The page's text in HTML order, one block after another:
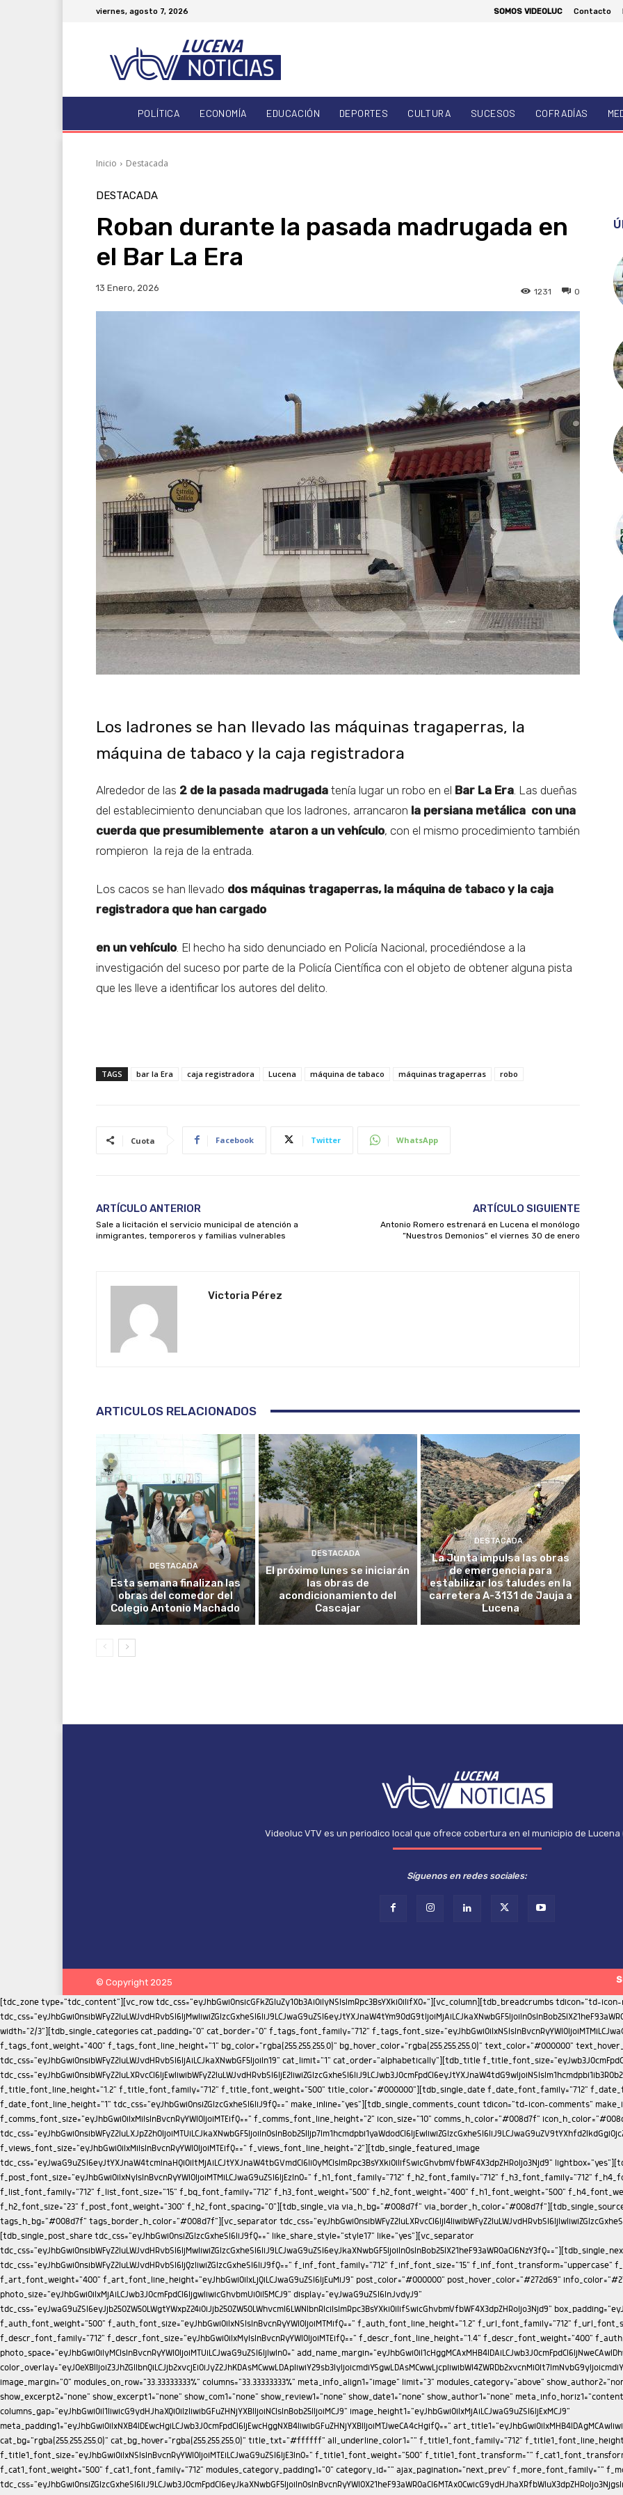
viernes, agosto 7, 2026 SOMOS VIDEOLUC Contacto
POLÍTICA ECONOMÍA EDUCACIÓN DEPORTES CULTURA SUCESOS COFRADÍAS
Inicio Destacada
DESTACADA
Roban durante la pasada madrugada en
el Bar La Era
13 Enero, 2026 0
1231
Los ladrones se han llevado las máquinas tragaperras, la
máquina de tabaco y la caja registradora
Alrededor de las 2 de la pasada madrugada tenía lugar un robo en el Bar La Era . Las dueñas
del establecimiento denunciaban que los ladrones, arrancaron la persiana metálica con una
cuerda que presumiblemente ataron a un vehículo, con el mismo procedimiento también
rompieron la reja de la entrada.
Los cacos se han llevado dos máquinas tragaperras, la máquina de tabaco y la caja
registradora que han cargado
en un vehículo . El hecho ha sido denunciado en Policía Nacional, procediéndose a la
investigación del suceso por parte de la Policía Científica con el objeto de obtener alguna pista
que les lleve a identificar los autores del delito.
TAGS bar la Era caja registradora Lucena máquina de tabaco máquinas tragaperras robo
Cuota Facebook Twitter WhatsApp
ARTÍCULO ANTERIOR
Sale a licitación el servicio municipal de atención a
inmigrantes, temporeros y familias vulnerables
ARTÍCULO SIGUIENTE
Antonio Romero estrenará en Lucena el monólogo
“Nuestros Demonios” el viernes 30 de enero
Victoria Pérez
ARTICULOS RELACIONADOS
DESTACADA
Esta semana finalizan las
obras del comedor del
Colegio Antonio Machado
DESTACADA
El próximo lunes se iniciarán
las obras de
acondicionamiento del
Cascajar
DESTACADA
La Junta impulsa las obras
de emergencia para
estabilizar los taludes en la
carretera A-3131 de Jauja a
Lucena
Videoluc VTV es un periodico local que ofrece cobertura en el municipio de Lucena
Síguenos en redes sociales:
© Copyright 2025
[tdc_zone type="tdc_content"][vc_row tdc_css="eyJhbGwiOnsicGFkZGluZy10b3AiOiIyNSIsImRpc3BsYXkiOiIifX0="][vc_column][tdb_breadcrumbs tdicon="td-icon-right" show_home="yes" show_article="" tdc_css="eyJhbGwiOnsibWFyZ2luLWJvdHRvbSI6IjMwIiwiZGlzcGxheSI6IiJ9LCJwaG9uZSI6eyJtYXJnaW4tYm90dG9tIjoiMjAiLCJkaXNwbGF5IjoiIn0sInBob25lX21heF93aWR0aCI6NzY3fQ=="][/vc_column][/vc_row][vc_row el_class="td-ss-row"][vc_column width="2/3"][tdb_single_categories cat_padding="0" cat_border="0" f_tags_font_family="712" f_tags_font_size="eyJhbGwiOiIxNSIsInBvcnRyYWl0IjoiMTMiLCJwaG9uZSI6IjEzIn0=" f_tags_font_transform="uppercase" f_tags_font_weight="400" f_tags_font_line_height="1" bg_color="rgba(255,255,255,0)" bg_hover_color="rgba(255,255,255,0)" text_color="#000000" text_hover_color="#dd3333" tdc_css="eyJhbGwiOnsibWFyZ2luLWJvdHRvbSI6IjAiLCJkaXNwbGF5IjoiIn19" cat_limit="1" cat_order="alphabetically"][tdb_title f_title_font_size="eyJwb3J0cmFpdCI6IjMwIiwicGhvbmUiOiIyNCIsImFsbCI6IjM2In0=" tdc_css="eyJhbGwiOnsibWFyZ2luLXRvcCI6IjEwIiwibWFyZ2luLWJvdHRvbSI6IjE2IiwiZGlzcGxheSI6IiJ9LCJwb3J0cmFpdCI6eyJtYXJnaW4tdG9wIjoiNSIsIm1hcmdpbi1ib3R0b20iOiIxMCIsImRpc3BsYXkiOiIifSwicG9ydHJhaXRfbWF4X3dpZHRoIjoxMDE4LCJwb3J0cmFpdF9taW5fd2lkdGgiOjc2OCwicGhvbmUiOnsibWFyZ2luLXRvcCI6IjUiLCJtYXJnaW4tYm90dG9tIjoiMTAiLCJkaXNwbGF5IjoiIn0sInBob25lX21heF93aWR0aCI6NzY3fQ==" f_title_font_line_height="1.2" f_title_font_family="712" f_title_font_weight="500" title_color="#000000"][tdb_single_date f_date_font_family="712" f_date_font_weight="400" f_date_font_size="13" f_date_font_transform="capitalize" f_date_font_line_height="1" tdc_css="eyJhbGwiOnsiZGlzcGxheSI6IiJ9fQ==" make_inline="yes"][tdb_single_comments_count tdicon="td-icon-comments" make_inline="yes" float_right="yes" f_comms_font_family="712" f_comms_font_size="eyJhbGwiOiIxMiIsInBvcnRyYWl0IjoiMTEifQ==" f_comms_font_line_height="2" icon_size="10" comms_h_color="#008d7f" icon_h_color="#008d7f"][tdb_single_post_views tdicon="td-icon-views" float_right="yes" tdc_css="eyJhbGwiOnsibWFyZ2luLXJpZ2h0IjoiMTUiLCJkaXNwbGF5IjoiIn0sInBob25lIjp7Im1hcmdpbi1yaWdodCI6IjEwIiwiZGlzcGxheSI6IiJ9LCJwaG9uZV9tYXhfd2lkdGgiOjc2N30=" f_views_font_family="712" f_views_font_size="eyJhbGwiOiIxMiIsInBvcnRyYWl0IjoiMTEifQ==" f_views_font_line_height="2"][tdb_single_featured_image tdc_css="eyJwaG9uZSI6eyJtYXJnaW4tcmlnaHQiOiItMjAiLCJtYXJnaW4tbGVmdCI6Ii0yMCIsImRpc3BsYXkiOiIifSwicGhvbmVfbWF4X3dpZHRoIjo3Njd9" lightbox="yes"][tdb_single_content f_post_font_family="712" f_post_font_size="eyJhbGwiOiIxNyIsInBvcnRyYWl0IjoiMTMiLCJwaG9uZSI6IjEzIn0=" f_h1_font_family="712" f_h2_font_family="712" f_h3_font_family="712" f_h4_font_family="712" f_h5_font_family="712" f_h6_font_family="712" f_list_font_family="712" f_list_font_size="15" f_bq_font_family="712" f_h3_font_weight="500" f_h2_font_weight="400" f_h1_font_weight="500" f_h4_font_weight="500" f_h5_font_weight="500" f_h6_font_weight="500" f_h2_font_size="23" f_post_font_weight="300" f_h2_font_spacing="0"][tdb_single_via via_h_bg="#008d7f" via_border_h_color="#008d7f"][tdb_single_source src_h_bg="#008d7f" src_border_h_color="#008d7f"][tdb_single_tags tags_h_bg="#008d7f" tags_border_h_color="#008d7f"][vc_separator tdc_css="eyJhbGwiOnsibWFyZ2luLXRvcCI6IjI4IiwibWFyZ2luLWJvdHRvbSI6IjIwIiwiZGlzcGxheSI6IiJ9LCJwaG9uZSI6eyJkaXNwbGF5IjoiIn0sInBob25lX21heF93aWR0aCI6NzY3fQ=="][tdb_single_post_share tdc_css="eyJhbGwiOnsiZGlzcGxheSI6IiJ9fQ==" like_share_style="style17" like="yes"][vc_separator tdc_css="eyJhbGwiOnsibWFyZ2luLWJvdHRvbSI6IjMwIiwiZGlzcGxheSI6IiJ9LCJwaG9uZSI6eyJkaXNwbGF5IjoiIn0sInBob25lX21heF93aWR0aCI6NzY3fQ=="][tdb_single_next_prev tdc_css="eyJhbGwiOnsibWFyZ2luLWJvdHRvbSI6IjQzIiwiZGlzcGxheSI6IiJ9fQ==" f_inf_font_family="712" f_inf_font_size="15" f_inf_font_transform="uppercase" f_art_font_family="712" f_art_font_size="eyJhbGwiOiIxMiIsInBob25lIjoiMTMifQ==" f_art_font_weight="400" f_art_font_line_height="eyJhbGwiOiIxLjQiLCJwaG9uZSI6IjEuMiJ9" post_color="#000000" post_hover_color="#272d69" info_color="#272d69" f_inf_font_weight="500"][tdb_single_author_box icons_spacing="20" photo_size="eyJhbGwiOiIxMjAiLCJwb3J0cmFpdCI6IjgwIiwicGhvbmUiOiI5MCJ9" display="eyJwaG9uZSI6InJvdyJ9" tdc_css="eyJwaG9uZSI6eyJjb250ZW50LWgtYWxpZ24iOiJjb250ZW50LWhvcml6LWNlbnRlciIsImRpc3BsYXkiOiIifSwicGhvbmVfbWF4X3dpZHRoIjo3Njd9" box_padding="eyJhbGwiOiIyMCIsInBvcnRyYWl0IjoiMTUifQ==" f_auth_font_family="712" f_auth_font_weight="500" f_auth_font_size="eyJhbGwiOiIxNSIsInBvcnRyYWl0IjoiMTMifQ==" f_auth_font_line_height="1.2" f_url_font_family="712" f_url_font_size="11" f_url_font_weight="400" f_url_font_line_height="1" f_descr_font_family="712" f_descr_font_size="eyJhbGwiOiIxMyIsInBvcnRyYWl0IjoiMTEifQ==" f_descr_font_line_height="1.4" f_descr_font_weight="400" f_auth_font_transform="capitalize" photo_space="eyJhbGwiOiIyMCIsInBvcnRyYWl0IjoiMTUiLCJwaG9uZSI6IjIwIn0=" add_name_margin="eyJhbGwiOiI1cHggMCAxMHB4IDAiLCJwb3J0cmFpdCI6IjNweCAwIDhweCAwIn0="][td_flex_block_4 image_align="center" meta_info_align="bottom" color_overlay="eyJ0eXBlIjoiZ3JhZGllbnQiLCJjb2xvcjEiOiJyZ2JhKDAsMCwwLDApIiwiY29sb3IyIjoicmdiYSgwLDAsMCwwLjcpIiwibWl4ZWRDb2xvcnMiOlt7ImNvbG9yIjoicmdiYSgwLDAsMCwwLjMpIiwicGVyY2VudGFnZSI6MzV9LHsiY29sb3IiOiJyZ2JhKDAsMCwwLDApIiwicGVyY2VudGFnZSI6NTB9XSwiY3NzIjoiYmFja2dyb3VuZDogLXdlYmtpdC1saW5lYXItZ3JhZGllbnQoMGRlZyxyZ2JhKDAsMCwwLDAuNykscmdiYSgwLDAsMCwwLjMpIDM1JSxyZ2JhKDAsMCwwLDApIDUwJSxyZ2JhKDAsMCwwLDApKTtiYWNrZ3JvdW5kOiBsaW5lYXItZ3JhZGllbnQoMGRlZyxyZ2JhKDAsMCwwLDAuNykscmdiYSgwLDAsMCwwLjMpIDM1JSxyZ2JhKDAsMCwwLDApIDUwJSxyZ2JhKDAsMCwwLDApKTsiLCJjc3NQYXJhbXMiOiIwZGVnLHJnYmEoMCwwLDAsMC43KSxyZ2JhKDAsMCwwLDAuMykgMzUlLHJnYmEoMCwwLDAsMCkgNTAlLHJnYmEoMCwwLDAsMCkifQ==" image_margin="0" modules_on_row="33.33333333%" columns="33.33333333%" meta_info_align1="image" limit="3" modules_category="above" show_author2="none" show_date2="none" show_review2="none" show_com2="none" show_excerpt2="none" show_excerpt1="none" show_com1="none" show_review1="none" show_date1="none" show_author1="none" meta_info_horiz1="content-horiz-center" modules_space1="eyJhbGwiOiIwIiwicGhvbmUiOiIzIn0=" columns_gap="eyJhbGwiOiI1IiwicG9ydHJhaXQiOiIzIiwibGFuZHNjYXBlIjoiNCIsInBob25lIjoiMCJ9" image_height1="eyJhbGwiOiIxMjAiLCJwaG9uZSI6IjExMCJ9" meta_padding1="eyJhbGwiOiIxNXB4IDEwcHgiLCJwb3J0cmFpdCI6IjEwcHggNXB4IiwibGFuZHNjYXBlIjoiMTJweCA4cHgifQ==" art_title1="eyJhbGwiOiIxMHB4IDAgMCAwIiwicG9ydHJhaXQiOiI2cHggMCAwIDAiLCJsYW5kc2NhcGUiOiI4cHggMCAwIDAifQ==" cat_bg="rgba(255,255,255,0)" cat_bg_hover="rgba(255,255,255,0)" title_txt="#ffffff" all_underline_color1="" f_title1_font_family="712" f_title1_font_line_height="1.2" f_title1_font_size="eyJhbGwiOiIxNSIsInBvcnRyYWl0IjoiMTEiLCJwaG9uZSI6IjE3In0=" f_title1_font_weight="500" f_title1_font_transform="" f_cat1_font_transform="uppercase" f_cat1_font_size="eyJhbGwiOiIxMSIsInBob25lIjoiMTMifQ==" f_cat1_font_weight="500" f_cat1_font_family="712" modules_category_padding1="0" category_id="" ajax_pagination="next_prev" f_more_font_family="" f_more_font_transform="" f_more_font_weight="" sort="" tdc_css="eyJhbGwiOnsiZGlzcGxheSI6IiJ9LCJwb3J0cmFpdCI6eyJkaXNwbGF5IjoiIn0sInBvcnRyYWl0X21heF93aWR0aCI6MTAxOCwicG9ydHJhaXRfbWluX3dpZHRoIjo3NjgsInBob25lIjp7Im1hcmdpbi1ib3R0b20iOiI0MCIsImRpc3BsYXkiOiIifSwicGhvbmVfbWF4X3dpZHRoIjo3Njd9" custom_title="ARTICULOS RELACIONADOS" block_template_id="td_block_template_8" image_size="" cat_txt="#ffffff" border_color="#272d69" f_header_font_family="712" f_header_font_size="eyJhbGwiOiIxNyIsInBvcnRyYWl0IjoiMTUifQ==" f_header_font_transform="uppercase" f_header_font_weight="500" mix_type_h="color" mix_color_h="rgba(112,204,63,0.3)" pag_h_bg="#85c442" pag_h_border="#85c442" title_tag="h2"][tdb_single_comments block_template_id="td_block_template_8" border_color="#272d69" f_header_font_size="eyJhbGwiOiIxNyIsInBvcnRyYWl0IjoiMTUifQ==" f_header_font_weight="500" f_header_font_transform="uppercase" f_header_font_family="712"